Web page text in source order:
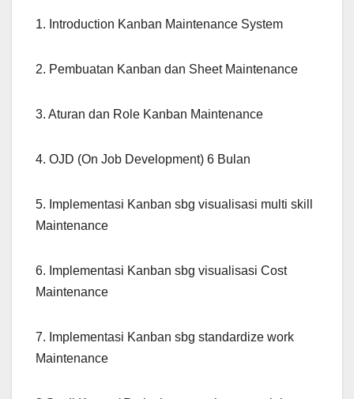
1. Introduction Kanban Maintenance System
2. Pembuatan Kanban dan Sheet Maintenance
3. Aturan dan Role Kanban Maintenance
4. OJD (On Job Development) 6 Bulan
5. Implementasi Kanban sbg visualisasi multi skill
Maintenance
6. Implementasi Kanban sbg visualisasi Cost
Maintenance
7. Implementasi Kanban sbg standardize work
Maintenance